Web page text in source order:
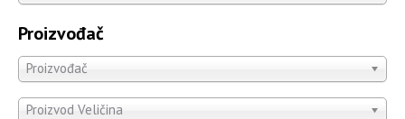
Proizvođač
Proizvođač
Proizvod Veličina